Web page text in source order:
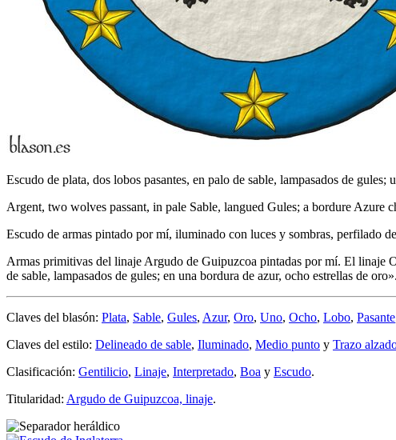
Escudo de plata, dos lobos pasantes, en palo de sable, lampasados de
Argent, two wolves passant, in pale Sable, langued Gules; a bordure Azure
Escudo de armas pintado por mí, iluminado con luces y sombras, perfilado
Armas primitivas del linaje Argudo de Guipuzcoa pintadas por mí. El linaje
de sable, lampasados de gules; en una bordura de azur, ocho estrellas de oro».
Claves del blasón: Plata, Sable, Gules, Azur, Oro, Uno, Ocho, Lobo, Pasante
Claves del estilo: Delineado de sable, Iluminado, Medio punto y Trazo
Clasificación: Gentilicio, Linaje, Interpretado, Boa y Escudo.
Titularidad: Argudo de Guipuzcoa, linaje.